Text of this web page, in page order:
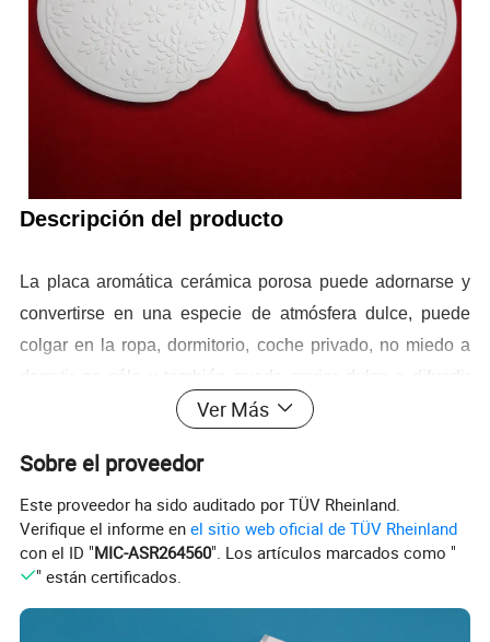
Descripción del producto
La placa aromática cerámica porosa puede adornarse y
convertirse en una especie de atmósfera dulce, puede
colgar en la ropa, dormitorio, coche privado, no miedo a
derretir no sólo y también puede enviar dulce a difundir
todo el espacio en otoño de invierno
Ventaja
1. La placa aromática cerámica porosa es de tamaño
uniforme de poro y áreas de alta superficie
2. Excelente resistencia química
3. Buena resistencia al desgaste y a la erosión
Ver Más
Sobre el proveedor
Este proveedor ha sido auditado por TÜV Rheinland.
Verifique el informe enel sitio web oficial de TÜV Rheinland
con el ID "MIC-ASR264560". Los artículos marcados como "
" están certificados.